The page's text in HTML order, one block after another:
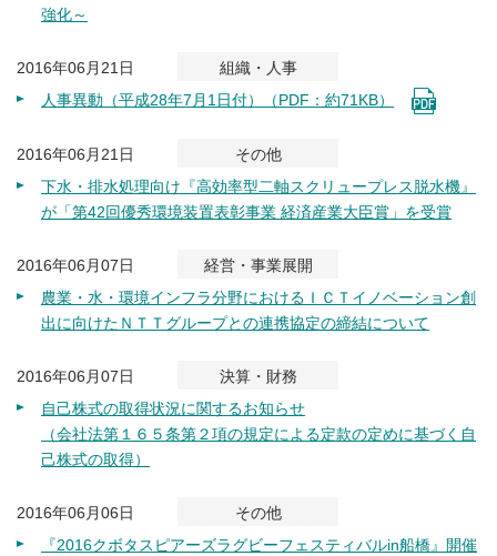
強化～
2016年06月21日
組織・人事
人事異動（平成28年7月1日付）（PDF：約71KB）
2016年06月21日
その他
下水・排水処理向け『高効率型二軸スクリュープレス脱水機』
が「第42回優秀環境装置表彰事業 経済産業大臣賞」を受賞
2016年06月07日
経営・事業展開
農業・水・環境インフラ分野におけるＩＣＴイノベーション創
出に向けたＮＴＴグループとの連携協定の締結について
2016年06月07日
決算・財務
自己株式の取得状況に関するお知らせ
（会社法第１６５条第２項の規定による定款の定めに基づく自
己株式の取得）
2016年06月06日
その他
『2016クボタスピアーズラグビーフェスティバルin船橋』開催